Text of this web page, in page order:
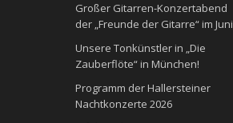
Großer Gitarren-Konzertabend
der „Freunde der Gitarre“ im Juni
Unsere Tonkünstler in „Die
Zauberflöte“ in München!
Programm der Hallersteiner
Nachtkonzerte 2026